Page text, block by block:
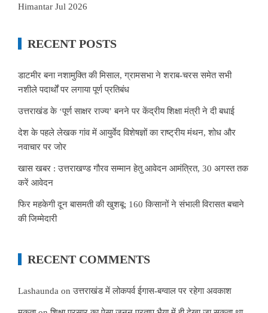
Himantar Jul 2026
RECENT POSTS
डाटमीर बना नशामुक्ति की मिसाल, ग्रामसभा ने शराब-चरस समेत सभी
नशीले पदार्थों पर लगाया पूर्ण प्रतिबंध
उत्तराखंड के ‘पूर्ण साक्षर राज्य’ बनने पर केंद्रीय शिक्षा मंत्री ने दी बधाई
देश के पहले लेखक गांव में आयुर्वेद विशेषज्ञों का राष्ट्रीय मंथन, शोध और
नवाचार पर जोर
खास खबर : उत्तराखण्ड गौरव सम्मान हेतु आवेदन आमंत्रित, 30 अगस्त तक
करें आवेदन
फिर महकेगी दून बासमती की खुशबू: 160 किसानों ने संभाली विरासत बचाने
की जिम्मेदारी
RECENT COMMENTS
Lashaunda onउत्तराखंड में लोकपर्व ईगास-बग्वाल पर रहेगा अवकाश